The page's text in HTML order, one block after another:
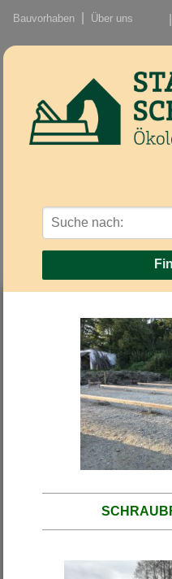
Bauvorhaben Über uns